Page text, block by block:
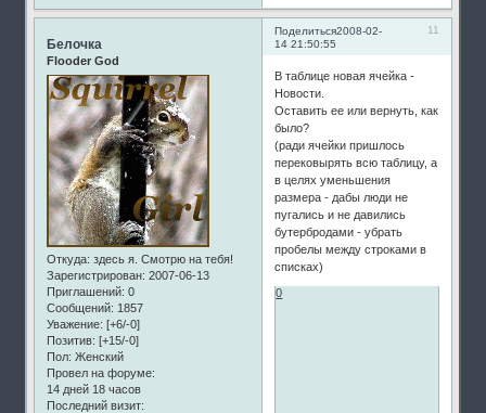
Поделиться 11
2008-02-
14 21:50:55
Белочка
Flooder God
Откуда: здесь я. Смотрю на тебя!
Зарегистрирован: 2007-06-13
Приглашений: 0
Сообщений: 1857
Уважение: [+6/-0]
Позитив: [+15/-0]
Пол: Женский
Провел на форуме:
14 дней 18 часов
Последний визит:
В таблице новая ячейка -
Новости.
Оставить ее или вернуть, как
было?
(ради ячейки пришлось
перековырять всю таблицу, а
в целях уменьшения
размера - дабы люди не
пугались и не давились
бутербродами - убрать
пробелы между строками в
списках)
0